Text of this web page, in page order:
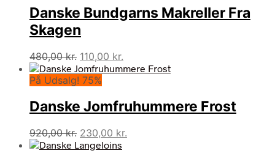
Danske Bundgarns Makreller Fra
Skagen
480,00kr. Den
oprindelige
pris
480,00 kr..
110,00 kr.
aktuelle
110,00 kr..
På Udsalg! 75%
Danske Jomfruhummere Frost
920,00kr. Den
oprindelige
230,00 kr.